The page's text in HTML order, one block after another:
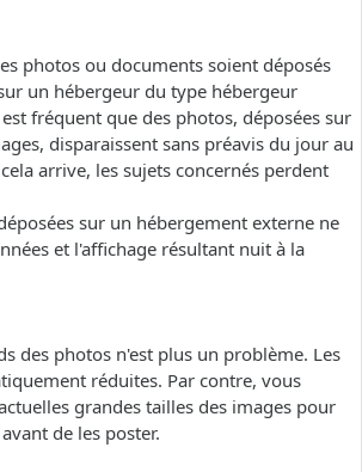
photos ou documents soient déposés
un hébergeur du type hébergeur
fréquent que des photos, déposées sur
disparaissent sans préavis du jour au
arrive, les sujets concernés perdent
sur un hébergement externe ne
et l'affichage résultant nuit à la
des photos n'est plus un problème. Les
réduites. Par contre, vous
grandes tailles des images pour
de les poster.